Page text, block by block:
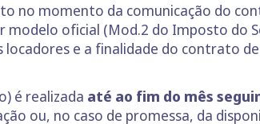
no momento da comunicação do
modelo oficial (Mod.2 do Imposto do
locadores e a finalidade do contrato
é realizada até ao fim do mês
ou, no caso de promessa, da